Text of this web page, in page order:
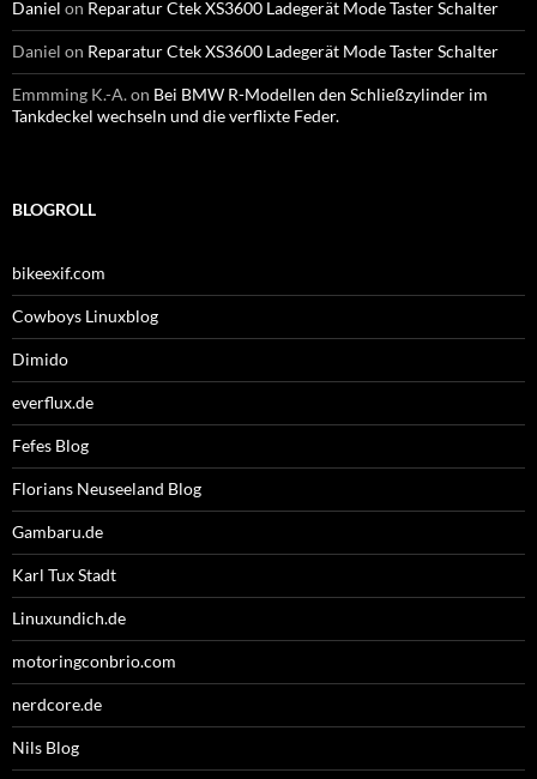
Daniel on Reparatur Ctek XS3600 Ladegerät Mode Taster Schalter
Daniel on Reparatur Ctek XS3600 Ladegerät Mode Taster Schalter
Emmming K.-A.on Bei BMW R-Modellen den Schließzylinder im
Tankdeckel wechseln und die verflixte Feder.
BLOGROLL
bikeexif.com
Cowboys Linuxblog
Dimido
everflux.de
Fefes Blog
Florians Neuseeland Blog
Gambaru.de
Karl Tux Stadt
Linuxundich.de
motoringconbrio.com
nerdcore.de
Nils Blog